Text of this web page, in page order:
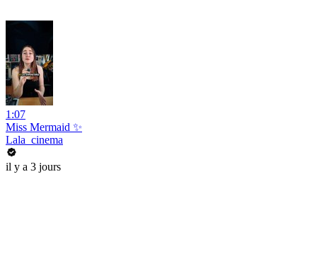
1:07
Miss Mermaid ✨
Lala_cinema
il y a 3 jours